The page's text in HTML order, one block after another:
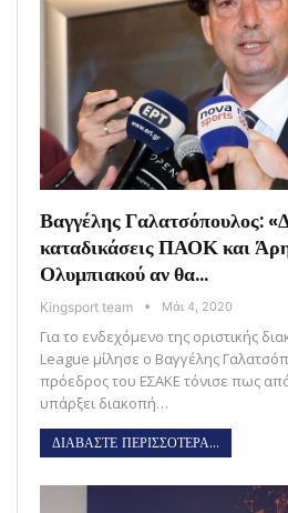
Βαγγέλης Γαλατσόπουλος:
καταδικάσεις ΠΑΟΚ και
Ολυμπιακού αν θα…
Kingsport team Μάι 4, 2020
Για το ενδεχόμενο της οριστικής
League μίλησε ο Βαγγέλης
πρόεδρος του ΕΣΑΚΕ τόνισε πως
υπάρξει διακοπή…
ΔΙΑΒΑΣΤΕ ΠΕΡΙΣΣΟΤΕΡΑ...